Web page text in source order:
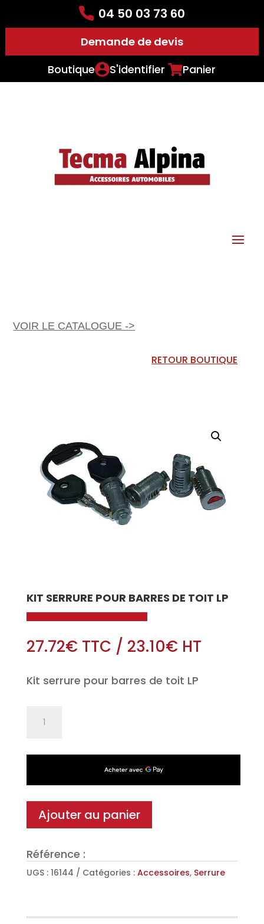
04 50 03 73 60
Demande de devis
Boutique
S'identifier Panier
VOIR LE CATALOGUE ->
RETOUR BOUTIQUE
KIT SERRURE POUR BARRES DE TOIT LP
27.72€TTC / 23.10€HT
Kit serrure pour barres de toit LP
toit
Ajouter au panier
Référence :
UGS : 16144 Catégories : Accessoires, Serrure